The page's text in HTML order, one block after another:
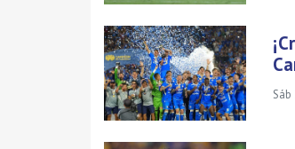
Sáb